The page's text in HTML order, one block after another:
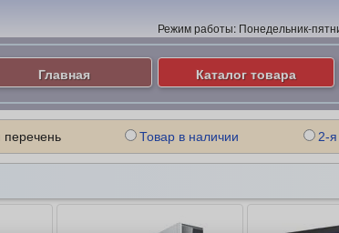
Режим работы: Понедельник-
Главная Каталог товара
Товар в наличии 2-